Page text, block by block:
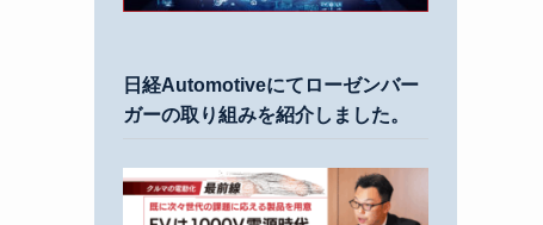
日経Automotiveにてローゼンバー
ガーの取り組みを紹介しました。